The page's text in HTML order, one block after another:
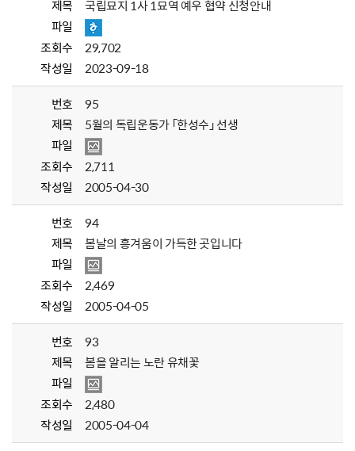
제목
국립묘지 1사 1묘역 예우 협약 신청안내
파일
조회수
29,702
작성일
2023-09-18
번호
95
제목
5월의 독립운동가 「한성수」 선생
파일
조회수
2,711
작성일
2005-04-30
번호
94
제목
봄날의 흥겨움이 가득한 곳입니다
파일
조회수
2,469
작성일
2005-04-05
번호
93
제목
봄을 알리는 노란 유채꽃
파일
조회수
2,480
작성일
2005-04-04